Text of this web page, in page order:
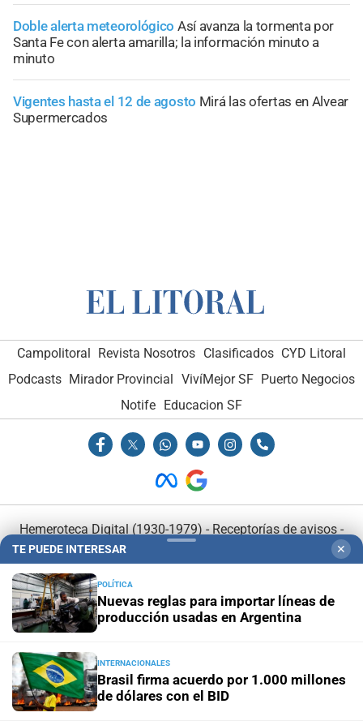
Doble alerta meteorológico Así avanza la tormenta por
Santa Fe con alerta amarilla; la información minuto a
minuto
Vigentes hasta el 12 de agosto Mirá las ofertas en Alvear
Supermercados
Campolitoral Revista Nosotros Clasificados CYD Litoral
Podcasts Mirador Provincial VivíMejor SF Puerto Negocios
Notife Educacion SF
Hemeroteca Digital (1930-1979) - Receptorías de avisos -
Administración y Publicidad
Elementos institucionales -
Opcionales con El Litoral
El Litoral es miembro de:
TE PUEDE INTERESAR ✕
POLÍTICA
Nuevas reglas para importar líneas de
producción usadas en Argentina
INTERNACIONALES
Brasil firma acuerdo por 1.000 millones
de dólares con el BID